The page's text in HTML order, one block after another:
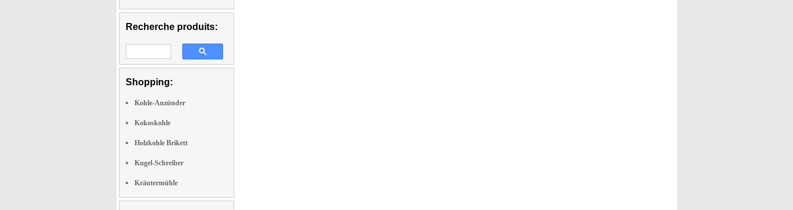
Recherche produits:
Shopping:
Kohle-Anzünder
Kokoskohle
Holzkohle Brikett
Kugel-Schreiber
Kräutermühle